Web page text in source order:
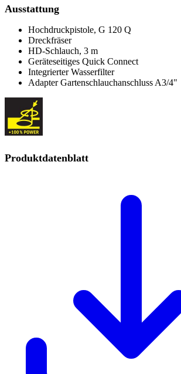
Ausstattung
Hochdruckpistole, G 120 Q
Dreckfräser
HD-Schlauch, 3 m
Geräteseitiges Quick Connect
Integrierter Wasserfilter
Adapter Gartenschlauchanschluss A3/4"
Produktdatenblatt